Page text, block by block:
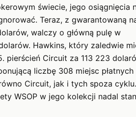
świecie, jego osiągnięcia
Teraz, z gwarantowaną
walczy o główną pulę w
Hawkins, który zaledwie
pierścień Circuit za 113 223
liczbę 308 miejsc płatnych
Circuit, jak i tych spoza cyklu.
WSOP w jego kolekcji nadal